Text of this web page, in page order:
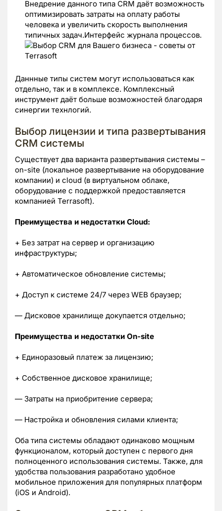
Внедрение данного типа CRM даёт возможность
оптимизировать затраты на оплату работы
человека и увеличить скорость выполнения
типичных задач.Интерфейс журнала процессов.
Даннные типы систем могут использоваться как
отдельно, так и в комплексе. Комплексный
инструмент даёт больше возможностей благодаря
синергии технлогий.
Выбор лицензии и типа развертывания
CRM системы
Существует два варианта развертывания системы –
on-site (локальное развертывание на оборудование
компании) и cloud (в виртуальном облаке,
оборудование с поддержкой предоставляется
компанией Terrasoft).
Преимущества и недостатки Cloud:
+ Без затрат на сервер и организацию
инфраструктуры;
+ Автоматическое обновление системы;
+ Доступ к системе 24/7 через WEB браузер;
— Дисковое хранилище докупается отдельно;
Преимущества и недостатки On-site
+ Единоразовый платеж за лицензию;
+ Собственное дисковое хранилище;
— Затраты на приобритение сервера;
— Настройка и обновления силами клиента;
Оба типа системы обладают одинаково мощным
функционалом, который доступен с первого дня
полноценного использования системы. Также, для
удобства пользования разработано удобное
мобильное приложения для популярных платформ
(iOS и Android).